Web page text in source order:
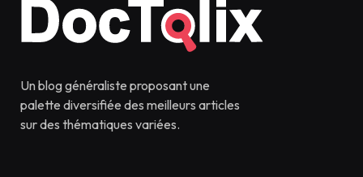
Un blog généraliste proposant une
palette diversifiée des meilleurs articles
sur des thématiques variées.